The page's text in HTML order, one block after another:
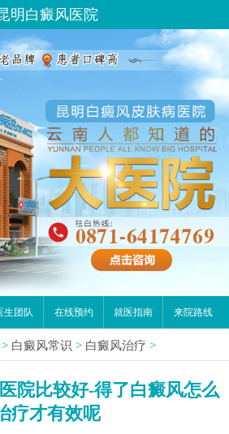
明白癜风医院
生团队 在线预约 就医指南 来院路线
> 白癜风常识 > 白癜风治疗 >
院比较好-得了白癜风怎么
疗才有效呢